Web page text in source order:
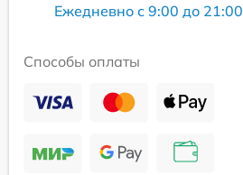
Ежедневно с 9:00 до 21:00
Способы оплаты